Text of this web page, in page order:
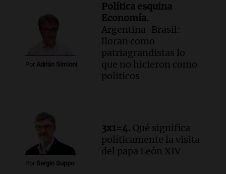
Por Adrián Simioni
Política esquina
Economía.
Argentina-Brasil:
lloran como
patriagrandistas lo
que no hicieron como
politicos
Por Sergio Suppo
3x1=4. Qué significa
políticamente la visita
del papa León XIV